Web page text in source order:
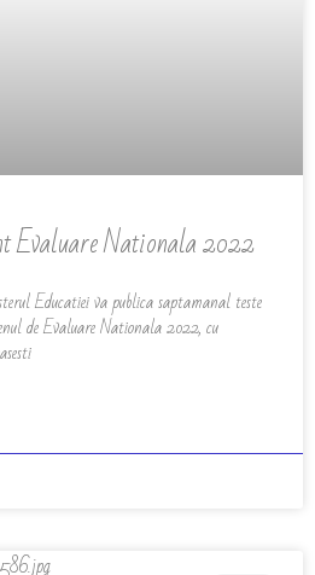
Evaluare Nationala 2022
Educatiei va publica saptamanal teste
de Evaluare Nationala 2022, cu